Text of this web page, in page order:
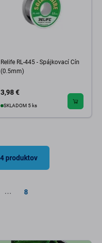
Relife RL-445 - Spájkovací Cín
(0.5mm)
3,98 €
SKLADOM 5 ks
produktov
⋯ 8